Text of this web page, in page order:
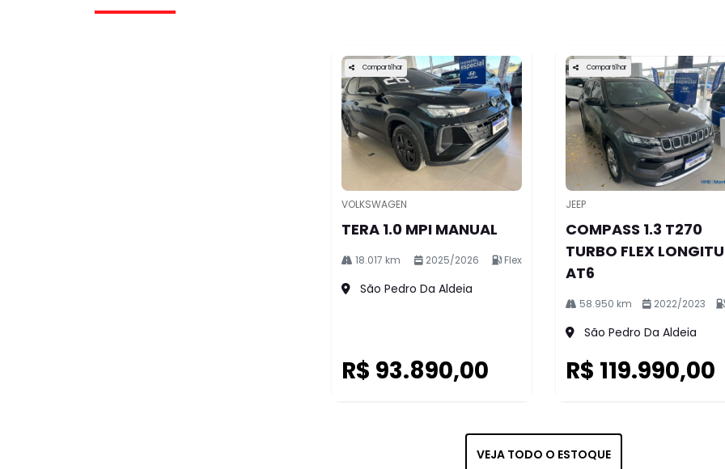
Compartilhar
VOLKSWAGEN
TERA 1.0 MPI MANUAL
18.017 km 2025/2026 Flex
São Pedro Da Aldeia
R$ 93.890,00
Compartilhar
JEEP
COMPASS 1.3 T270
TURBO FLEX
AT6
58.950 km 2022/2023
São Pedro Da Aldeia
R$ 119.990,00
VEJA TODO O ESTOQUE